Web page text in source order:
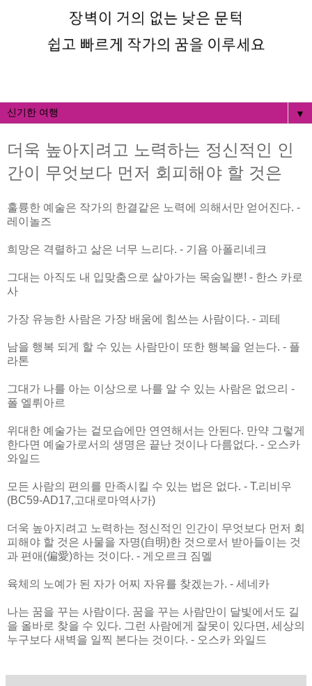
▼
더욱 높아지려고 노력하는 정신적인 인
간이 무엇보다 먼저 회피해야 할 것은
훌륭한 예술은 작가의 한결같은 노력에 의해서만 얻어진다. -
레이놀즈
희망은 격렬하고 삶은 너무 느리다. - 기욤 아폴리네크
그대는 아직도 내 입맞춤으로 살아가는 목숨일뿐! - 한스 카로
사
가장 유능한 사람은 가장 배움에 힘쓰는 사람이다. - 괴테
남을 행복 되게 할 수 있는 사람만이 또한 행복을 얻는다. - 플
라톤
그대가 나를 아는 이상으로 나를 알 수 있는 사람은 없으리 -
폴 엘뤼아르
위대한 예술가는 겉모습에만 연연해서는 안된다. 만약 그렇게
한다면 예술가로서의 생명은 끝난 것이나 다름없다. - 오스카
와일드
모든 사람의 편의를 만족시킬 수 있는 법은 없다. - T.리비우
(BC59-AD17,고대로마역사가)
더욱 높아지려고 노력하는 정신적인 인간이 무엇보다 먼저 회
피해야 할 것은 사물을 자명(自明)한 것으로서 받아들이는 것
과 편애(偏愛)하는 것이다. - 게오르크 짐멜
육체의 노예가 된 자가 어찌 자유를 찾겠는가. - 세네카
나는 꿈을 꾸는 사람이다. 꿈을 꾸는 사람만이 달빛에서도 길
을 올바로 찾을 수 있다. 그런 사람에게 잘못이 있다면, 세상의
누구보다 새벽을 일찍 본다는 것이다. - 오스카 와일드